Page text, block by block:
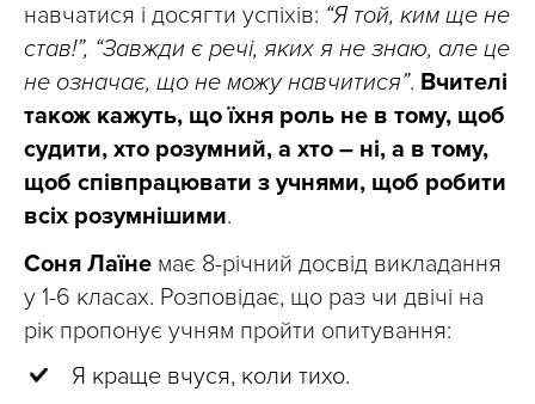
навчатися і досягти успіхів: “Я той, ким ще не
став!”, “Завжди є речі, яких я не знаю, але це
не означає, що не можу навчитися”. Вчителі
також кажуть, що їхня роль не в тому, щоб
судити, хто розумний, а хто – ні, а в тому,
щоб співпрацювати з учнями, щоб робити
всіх розумнішими.
Соня Лаїне має 8-річний досвід викладання
у 1-6 класах. Розповідає, що раз чи двічі на
рік пропонує учням пройти опитування:
Я краще вчуся, коли тихо.